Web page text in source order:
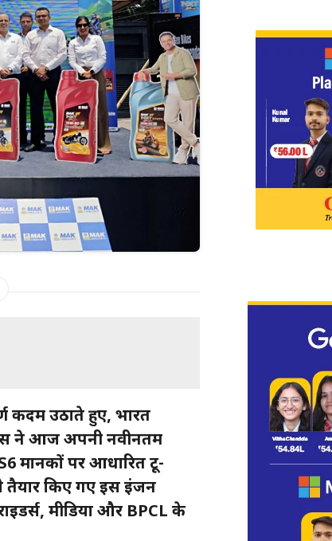
कदम उठाते हुए, भारत
ने आज अपनी नवीनतम
मानकों पर आधारित टू-
तैयार किए गए इस इंजन
मीडिया और BPCL के